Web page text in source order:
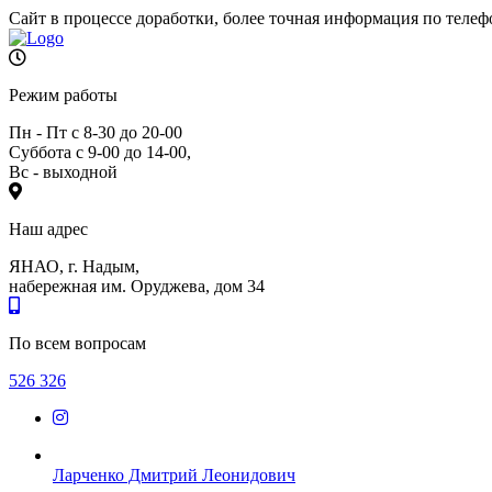
Сайт в процессе доработки, более точная информация по
Режим работы
Пн - Пт с 8-30 до 20-00
Суббота с 9-00 до 14-00,
Вс - выходной
Наш адрес
ЯНАО, г. Надым,
набережная им. Оруджева, дом 34
По всем вопросам
526 326
Ларченко Дмитрий Леонидович